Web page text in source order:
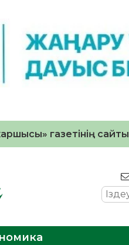
газетінің сайты